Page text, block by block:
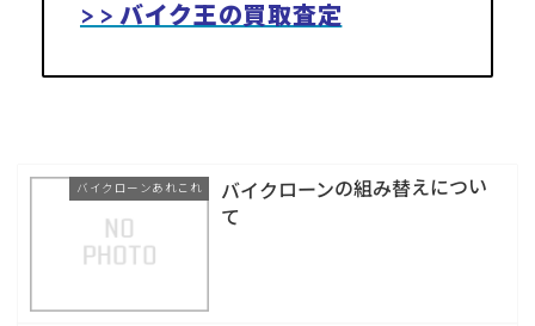
> > バイク王の買取査定
バイクローンあれこれ バイクローンの組み替えについ
て